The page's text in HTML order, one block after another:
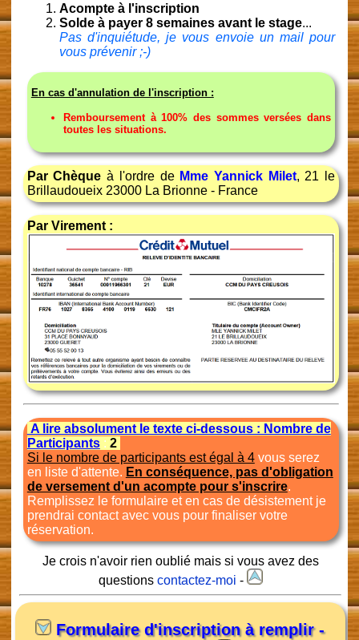
Acompte à l'inscription
Solde à payer 8 semaines avant le stage...
Pas d'inquiétude, je vous envoie un mail pour
vous prévenir ;-)
En cas d'annulation de l'inscription :
Remboursement à 100% des sommes versées dans
toutes les situations.
Par Chèque à l'ordre de Mme Yannick Milet, 21 le
Brillaudoueix 23000 La Brionne - France
Par Virement :
A lire absolument le texte ci-dessous : Nombre de
Participants: 2
Si le nombre de participants est égal à 4vous serez
en liste d'attente. En conséquence, pas d'obligation
de versement d'un acompte pour s'inscrire.
Remplissez le formulaire et en cas de désistement je
prendrai contact avec vous pour finaliser votre
réservation.
Je crois n'avoir rien oublié mais si vous avez des
questionscontactez-moi -
Formulaire d'inscription à remplir -